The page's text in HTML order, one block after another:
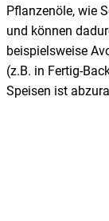
Pflanzenöle, wie
und können
beispielsweise
(z.B. in Fertig-
Speisen ist